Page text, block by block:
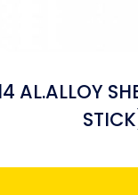
AL.ALLOY